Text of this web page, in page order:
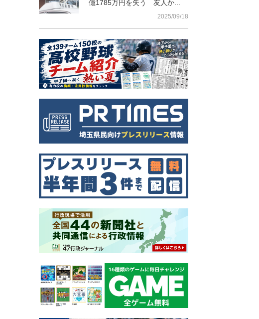
億1785万円を失う 友人か...
2025/09/18